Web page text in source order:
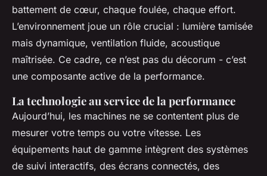
battement de cœur, chaque foulée, chaque effort.
L’environnement joue un rôle crucial : lumière tamisée
mais dynamique, ventilation fluide, acoustique
maîtrisée. Ce cadre, ce n’est pas du décorum - c’est
une composante active de la performance.
La technologie au service de la performance
Aujourd’hui, les machines ne se contentent plus de
mesurer votre temps ou votre vitesse. Les
équipements haut de gamme intègrent des systèmes
de suivi interactifs, des écrans connectés, des